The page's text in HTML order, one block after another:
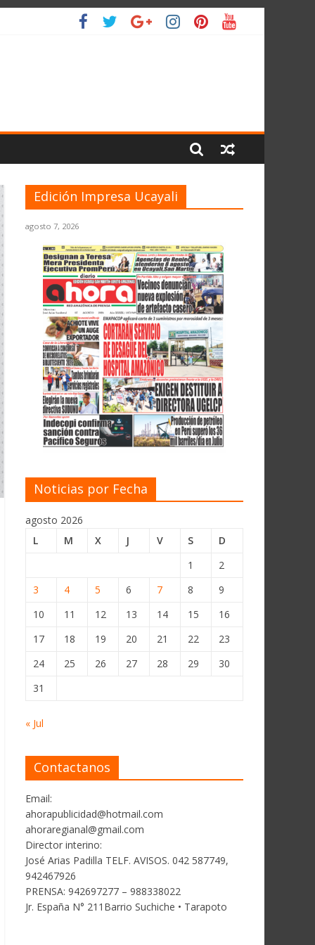
Edición Impresa Ucayali
agosto 7, 2026
Noticias por Fecha
agosto 2026
L
M X J V S
D
1
2
3
4 5 6 7 8
9
10
11 12 13 14 15
16
17
18 19 20 21 22
23
24
25 26 27 28 29
30
31
« Jul
Contactanos
Email:
ahorapublicidad@hotmail.com
ahoraregianal@gmail.com
Director interino:
José Arias Padilla TELF. AVISOS. 042 587749,
942467926
PRENSA: 942697277 – 988338022
Jr. España N° 211Barrio Suchiche • Tarapoto